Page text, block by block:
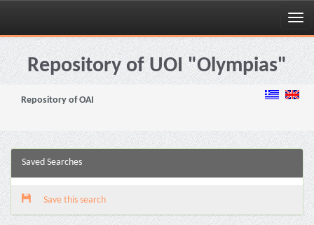
Skip
navigationRepository of UOI "Olympias"
Repository of OAI
Saved Searches
Save this search